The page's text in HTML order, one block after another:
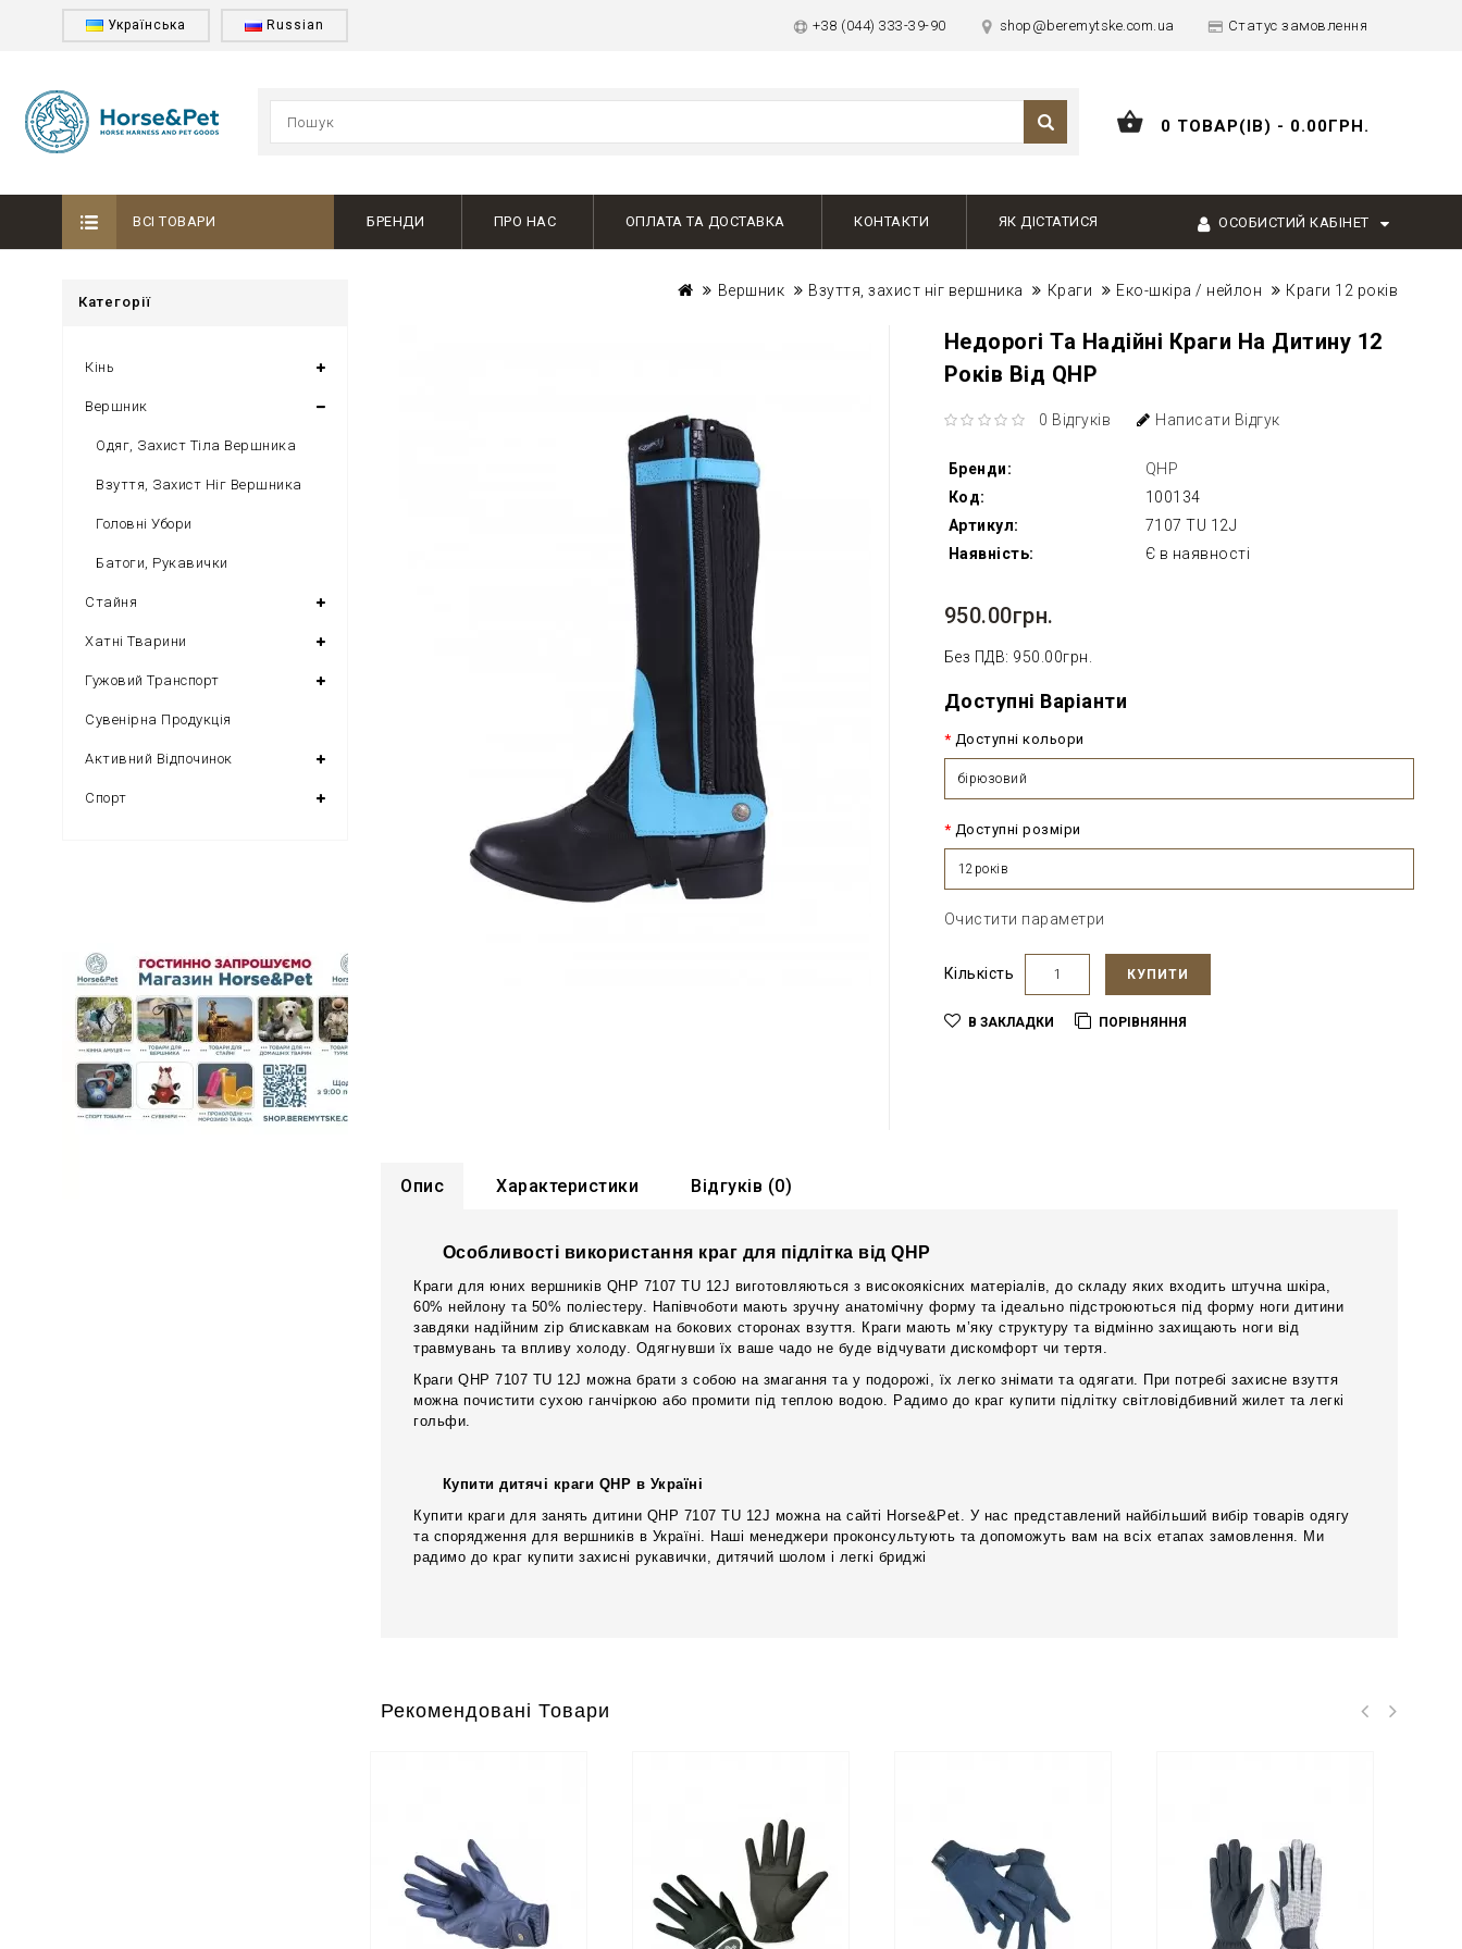
Українська Russian +38 (044) 333-39-90 shop@beremytske.com.ua Статус замовлення
0 ТОВАР(ІВ) - 0.00ГРН.
ВСІ ТОВАРИ БРЕНДИ ПРО НАС ОПЛАТА ТА ДОСТАВКА КОНТАКТИ ЯК ДІСТАТИСЯ ОСОБИСТИЙ КАБІНЕТ
Категорії
Кінь
Вершник
Одяг, Захист Тіла Вершника
Взуття, Захист Ніг Вершника
Головні Убори
Батоги, Рукавички
Стайня
Хатні Тварини
Гужовий Транспорт
Сувенірна Продукція
Активний Відпочинок
Спорт
Вершник Взуття, захист ніг вершника Краги Еко-шкіра / нейлон Краги 12 років
Недорогі Та Надійні Краги На Дитину 12
Років Від QHP
0 Відгуків Написати Відгук
Бренди:
QHP
Код:
100134
Артикул:
7107 TU 12J
Наявність:
Є в наявності
950.00грн.
Без ПДВ: 950.00грн.
Доступні Варіанти
Доступні кольори
бірюзовий
Доступні розміри
12років
Очистити параметри
Кількість КУПИТИ
В ЗАКЛАДКИ ПОРІВНЯННЯ
Опис Характеристики Відгуків (0)
Особливості використання краг для підлітка від QHP
Краги для юних вершників QHP 7107 TU 12J виготовляються з високоякісних матеріалів, до складу яких входить штучна шкіра,
60% нейлону та 50% поліестеру. Напівчоботи мають зручну анатомічну форму та ідеально підстроюються під форму ноги дитини
завдяки надійним zip блискавкам на бокових сторонах взуття. Краги мають м’яку структуру та відмінно захищають ноги від
травмувань та впливу холоду. Одягнувши їх ваше чадо не буде відчувати дискомфорт чи тертя.
Краги QHP 7107 TU 12J можна брати з собою на змагання та у подорожі, їх легко знімати та одягати. При потребі захисне взуття
можна почистити сухою ганчіркою або промити під теплою водою. Радимо до краг купити підлітку світловідбивний жилет та легкі
гольфи.
Купити дитячі краги QHP в Україні
Купити краги для занять дитини QHP 7107 TU 12J можна на сайті Horse&Pet. У нас представлений найбільший вибір товарів одягу
та спорядження для вершників в Україні. Наші менеджери проконсультують та допоможуть вам на всіх етапах замовлення. Ми
радимо до краг купити захисні рукавички, дитячий шолом і легкі бриджі
Рекомендовані Товари